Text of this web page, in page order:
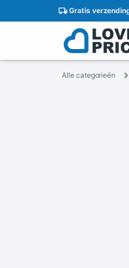
Gratis
Alle categorieën